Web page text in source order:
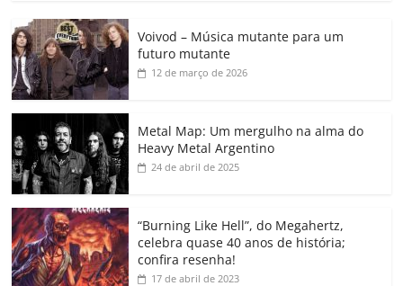
c
e
b
o
o
k
itt
er
ai at
s
A
p
k
e
dI
gl
e
a
ss
o
m
y
k
p
h
Voivod – Música mutante para um
futuro mutante
12 de março de 2026
Metal Map: Um mergulho na alma do
Heavy Metal Argentino
24 de abril de 2025
“Burning Like Hell”, do Megahertz,
celebra quase 40 anos de história;
confira resenha!
17 de abril de 2023